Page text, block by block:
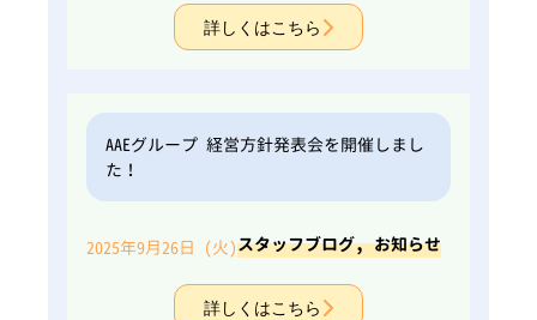
詳しくはこちら
AAEグループ 経営方針発表会を開催しまし
た！
2025年9月26日 (火)スタッフブログ,お知らせ
詳しくはこちら